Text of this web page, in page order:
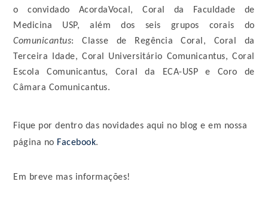
o convidado AcordaVocal, Coral da Faculdade de
Comunicantus: Classe de Regência Coral, Coral da
Terceira Idade, Coral Universitário Comunicantus, Coral
Escola Comunicantus, Coral da ECA-USP e Coro de
Câmara Comunicantus.
Fique por dentro das novidades aqui no blog e em nossa
página no Facebook.
Em breve mas informações!